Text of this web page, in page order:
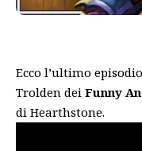
Ecco l’ultimo
Trolden dei Funny
di Hearthstone.